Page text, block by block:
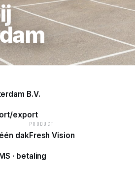
B.V.
export
dak
PRODUCT
Fresh Vision
· betaling